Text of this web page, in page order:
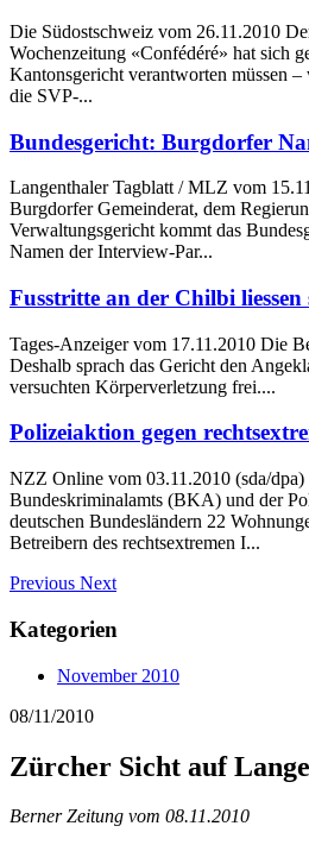
Die Südostschweiz vom 26.11.2010
Wochenzeitung «Confédéré» hat sich
Kantonsgericht verantworten müssen –
die SVP-...
Bundesgericht: Burgdorfer
Langenthaler Tagblatt / MLZ vom
Burgdorfer Gemeinderat, dem
Verwaltungsgericht kommt das
Namen der Interview-Par...
Fusstritte an der Chilbi liessen
Tages-Anzeiger vom 17.11.2010 Die
Deshalb sprach das Gericht den
versuchten Körperverletzung frei....
Polizeiaktion gegen
NZZ Online vom 03.11.2010 (sda/dpa)
Bundeskriminalamts (BKA) und der
deutschen Bundesländern 22
Betreibern des rechtsextremen I...
Previous Next
Kategorien
November 2010
08/11/2010
Zürcher Sicht auf
Berner Zeitung vom 08.11.2010